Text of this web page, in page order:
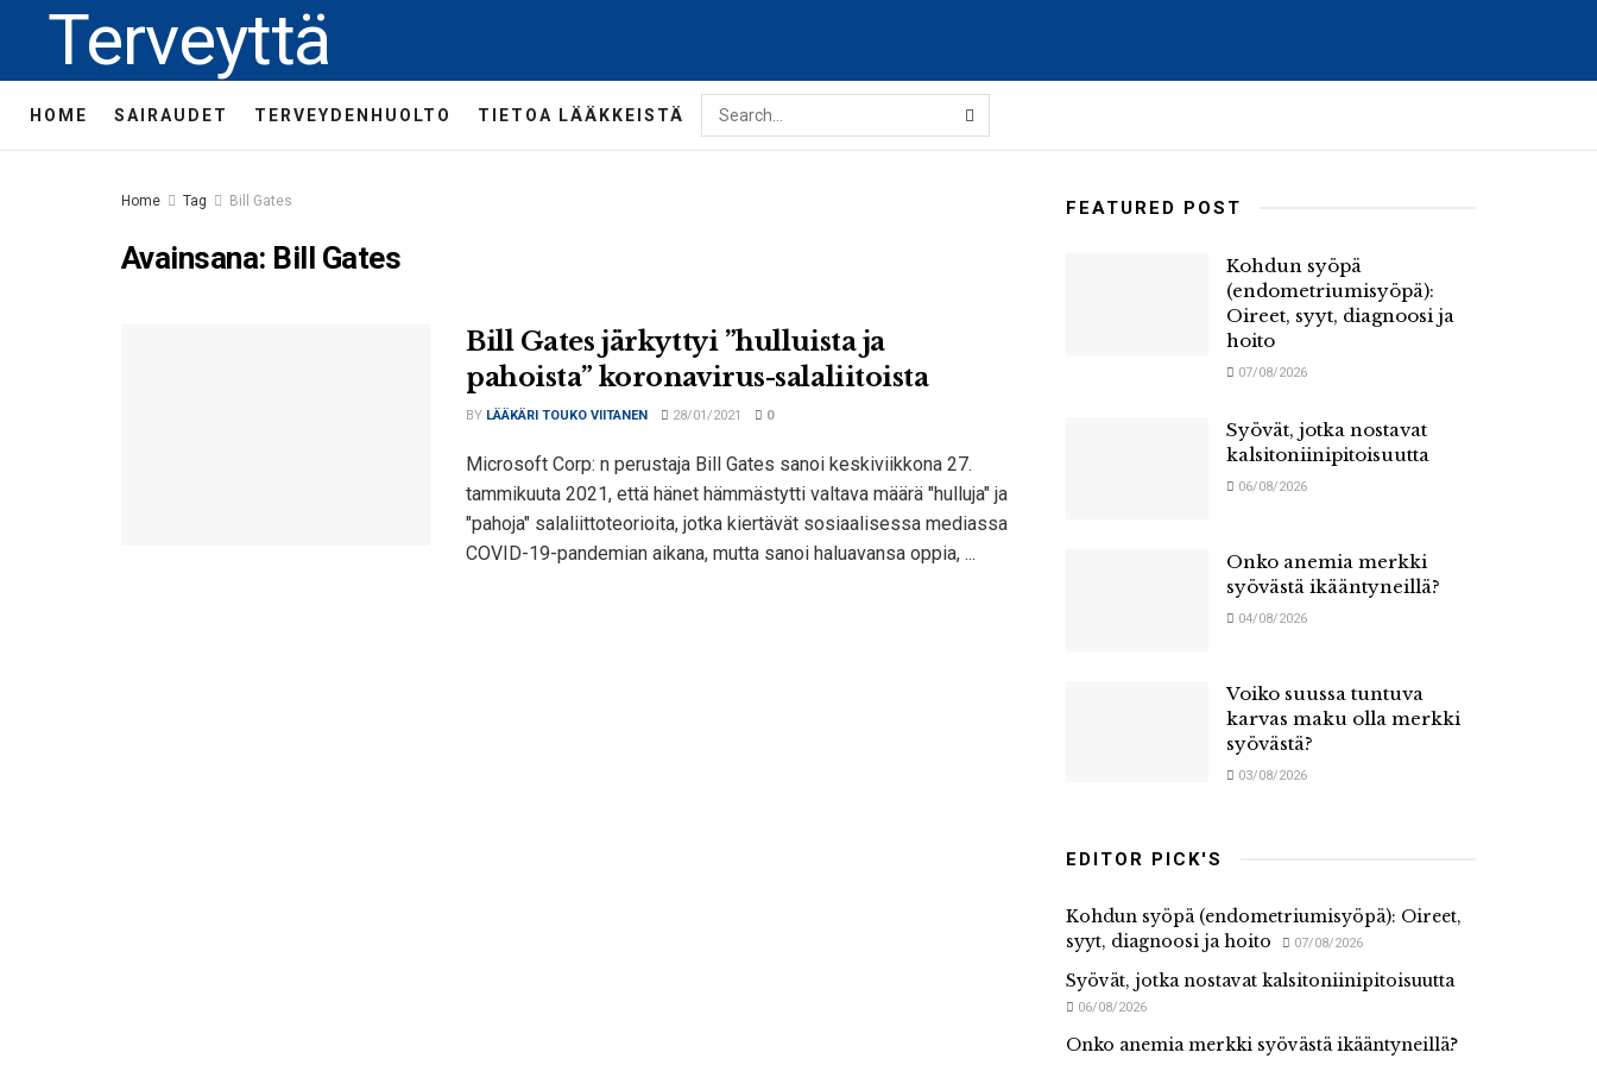
Terveyttä
HOME SAIRAUDET TERVEYDENHUOLTO TIETOA LÄÄKKEISTÄ
Home Tag Bill Gates
Avainsana: Bill Gates
Bill Gates järkyttyi ”hulluista ja
pahoista” koronavirus-salaliitoista
BY LÄÄKÄRI TOUKO VIITANEN 28/01/2021 0
Microsoft Corp: n perustaja Bill Gates sanoi keskiviikkona 27.
tammikuuta 2021, että hänet hämmästytti valtava määrä "hulluja" ja
"pahoja" salaliittoteorioita, jotka kiertävät sosiaalisessa mediassa
COVID-19-pandemian aikana, mutta sanoi haluavansa oppia, ...
FEATURED POST
Kohdun syöpä
(endometriumisyöpä):
Oireet, syyt, diagnoosi ja
hoito
07/08/2026
Syövät, jotka nostavat
kalsitoniinipitoisuutta
06/08/2026
Onko anemia merkki
syövästä ikääntyneillä?
04/08/2026
Voiko suussa tuntuva
karvas maku olla merkki
syövästä?
03/08/2026
EDITOR PICK'S
Kohdun syöpä (endometriumisyöpä): Oireet,
syyt, diagnoosi ja hoito
07/08/2026
Syövät, jotka nostavat kalsitoniinipitoisuutta
06/08/2026
Onko anemia merkki syövästä ikääntyneillä?